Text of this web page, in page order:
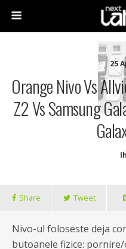
25
Orange Nivo Vs
Z2 Vs Samsung
Share Tweet
Nivo-ul foloseste deja
butoanele fizice: